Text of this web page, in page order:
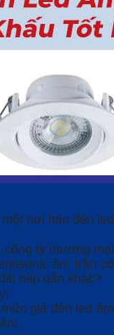
nơi bán đèn led
công ty thương mại
âm trần có
hấp dẫn khác?
giá đèn led âm